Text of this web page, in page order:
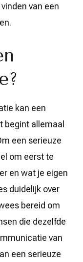
van een
kan een
begint allemaal
een serieuze
om eerst te
en wat je eigen
duidelijk over
bereid om
die dezelfde
van
een serieuze